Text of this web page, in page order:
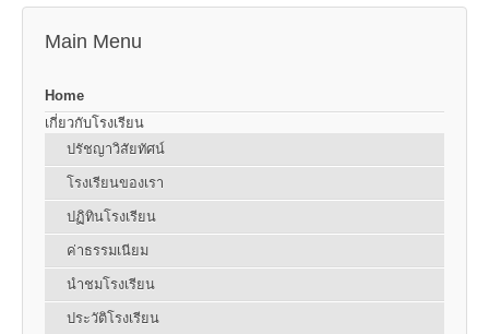
Main Menu
Home
เกี่ยวกับโรงเรียน
ปรัชญาวิสัยทัศน์
โรงเรียนของเรา
ปฏิทินโรงเรียน
ค่าธรรมเนียม
นำชมโรงเรียน
ประวัติโรงเรียน